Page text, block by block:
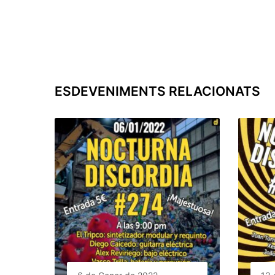
ESDEVENIMENTS RELACIONATS